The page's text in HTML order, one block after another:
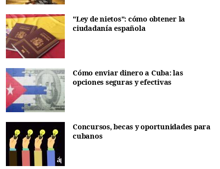
"Ley de nietos": cómo obtener la
ciudadanía española
Cómo enviar dinero a Cuba: las
opciones seguras y efectivas
Concursos, becas y oportunidades para
cubanos